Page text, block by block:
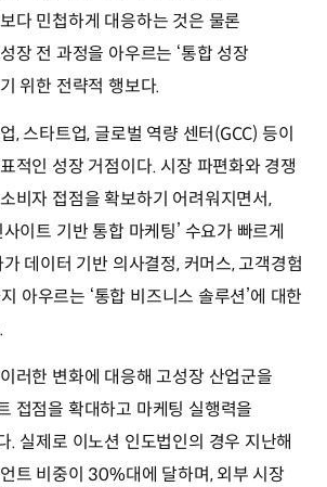
다 민첩하게 대응하는 것은 물론
장 전 과정을 아우르는 ‘통합 성장
위한 전략적 행보다.
, 스타트업, 글로벌 역량 센터(GCC) 등이
적인 성장 거점이다. 시장 파편화와 경쟁
비자 접점을 확보하기 어려워지면서,
이트 기반 통합 마케팅’ 수요가 빠르게
데이터 기반 의사결정, 커머스, 고객경험
아우르는 ‘통합 비즈니스 솔루션’에 대한
러한 변화에 대응해 고성장 산업군을
접점을 확대하고 마케팅 실행력을
. 실제로 이노션 인도법인의 경우 지난해
트 비중이 30%대에 달하며, 외부 시장